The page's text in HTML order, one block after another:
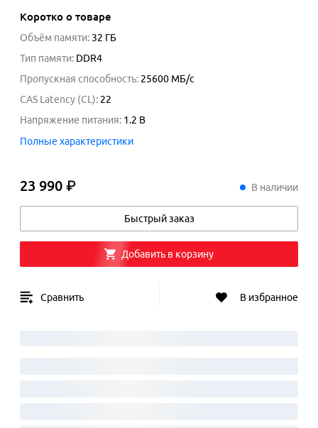
Коротко о товаре
Объём памяти: 32 ГБ
Тип памяти: DDR4
Пропускная способность: 25600 МБ/с
CAS Latency (CL): 22
Напряжение питания: 1.2 В
Полные характеристики
23 990 ₽23 990 ₽ В наличии
Быстрый заказ
Добавить в корзину
Сравнить В избранное